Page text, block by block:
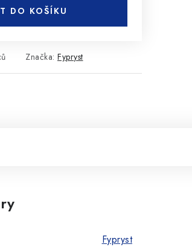
DO KOŠÍKU
Značka: Fypryst
Fypryst